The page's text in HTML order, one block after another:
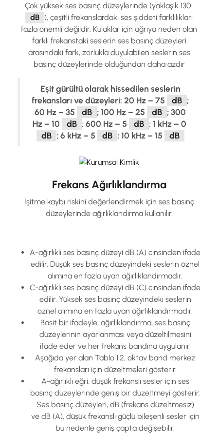
Çok yüksek ses basınç düzeylerinde (yaklaşık 130
dB ), çeşitli frekanslardaki ses şiddeti farklılıkları
fazla önemli değildir. Kulaklar için ağrıya neden olan
farklı frekanstaki seslerin ses basınç düzeyleri
arasındaki fark, zorlukla duyulabilen seslerin ses
basınç düzeylerinde olduğundan daha azdır
Eşit gürültü olarak hissedilen seslerin
frekansları ve düzeyleri: 20 Hz – 75
dB ;
60 Hz – 35
dB ; 100 Hz – 25 dB ; 300
Hz – 10
dB ; 600 Hz – 5 dB ; 1 kHz – 0
dB ; 6 kHz – 5 dB ; 10 kHz – 15 dB
Frekans Ağırlıklandırma
İşitme kaybı riskini değerlendirmek için ses basınç
düzeylerinde ağırlıklandırma kullanılır.
A-ağırlıklı ses basınç düzeyi dB (A) cinsinden ifade
edilir. Düşük ses basınç düzeyindeki seslerin öznel
alımına en fazla uyan ağırlıklandırmadır.
C-ağırlıklı ses basınç düzeyi dB (C) cinsinden ifade
edilir. Yüksek ses basınç düzeyindeki seslerin
öznel alımına en fazla uyan ağırlıklandırmadır.
Basit bir ifadeyle, ağırlıklandırma, ses basınç
düzeylerinin ayarlanması veya düzeltilmesini
ifade eder ve her frekans bandına uygulanır.
Aşağıda yer alan Tablo 1.2, oktav band merkez
frekansları için düzeltmeleri gösterir.
A-ağırlıklı eğri, düşük frekanslı sesler için ses
basınç düzeylerinde geniş bir düzeltmeyi gösterir.
Ses basınç düzeyleri, dB (frekans düzeltmesiz)
ve dB (A), düşük frekanslı güçlü bileşenli sesler için
bu nedenle geniş çapta değişebilir.